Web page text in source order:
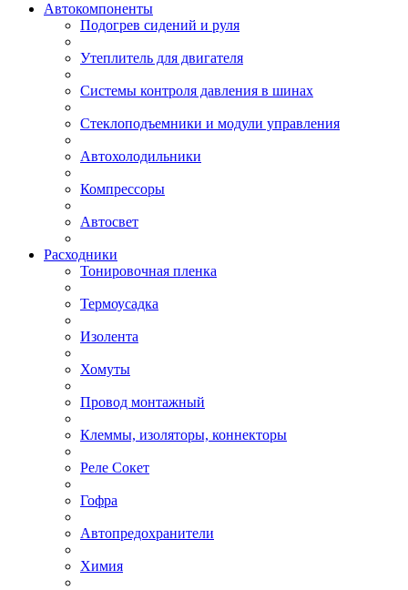
Автокомпоненты
Подогрев сидений и руля
Утеплитель для двигателя
Системы контроля давления в шинах
Стеклоподъемники и модули управления
Автохолодильники
Компрессоры
Автосвет
Расходники
Тонировочная пленка
Термоусадка
Изолента
Хомуты
Провод монтажный
Клеммы, изоляторы, коннекторы
Реле Сокет
Гофра
Автопредохранители
Химия